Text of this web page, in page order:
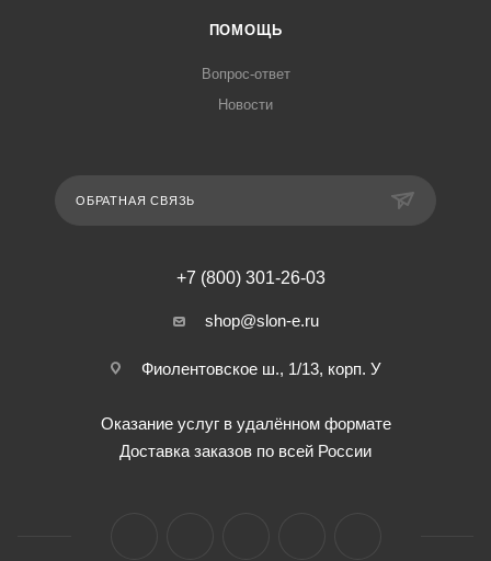
ПОМОЩЬ
Вопрос-ответ
Новости
ОБРАТНАЯ СВЯЗЬ
+7 (800) 301-26-03
shop@slon-e.ru
Фиолентовское ш., 1/13, корп. У
Оказание услуг в удалённом формате
Доставка заказов по всей России